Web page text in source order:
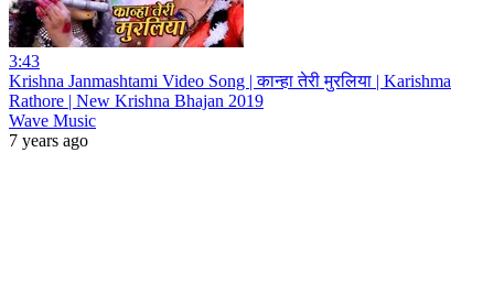
3:43
Krishna Janmashtami Video Song | कान्हा तेरी मुरलिया | Karishma
Rathore | New Krishna Bhajan 2019
Wave Music
7 years ago